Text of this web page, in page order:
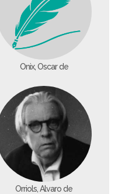
Ónix, Óscar de
Orriols, Álvaro de